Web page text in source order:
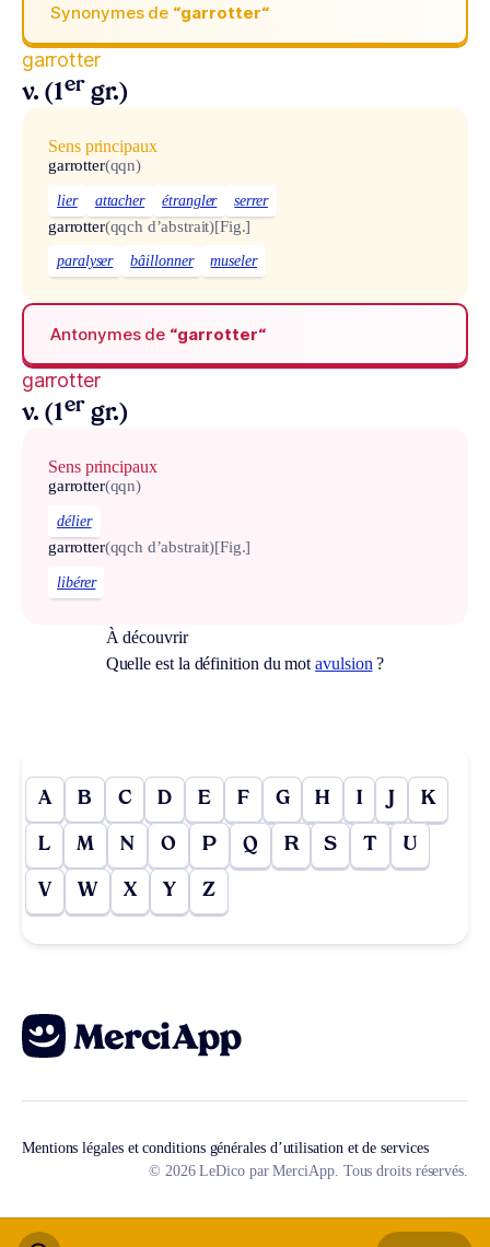
Synonymes de “garrotter“
garrotter
v. (1er gr.)
Sens principaux
garrotter(qqn)
lier attacher étrangler serrer
garrotter(qqch d’abstrait)[Fig.]
paralyser bâillonner museler
Antonymes de “garrotter“
garrotter
v. (1er gr.)
Sens principaux
garrotter(qqn)
délier
garrotter(qqch d’abstrait)[Fig.]
libérer
À découvrir
Quelle est la définition du motavulsion ?
A B C D E F G H I J K
L M N O P Q R S T U
V W X Y Z
Mentions légales et conditions générales d’utilisation et de services
© 2026 LeDico par MerciApp. Tous droits réservés.